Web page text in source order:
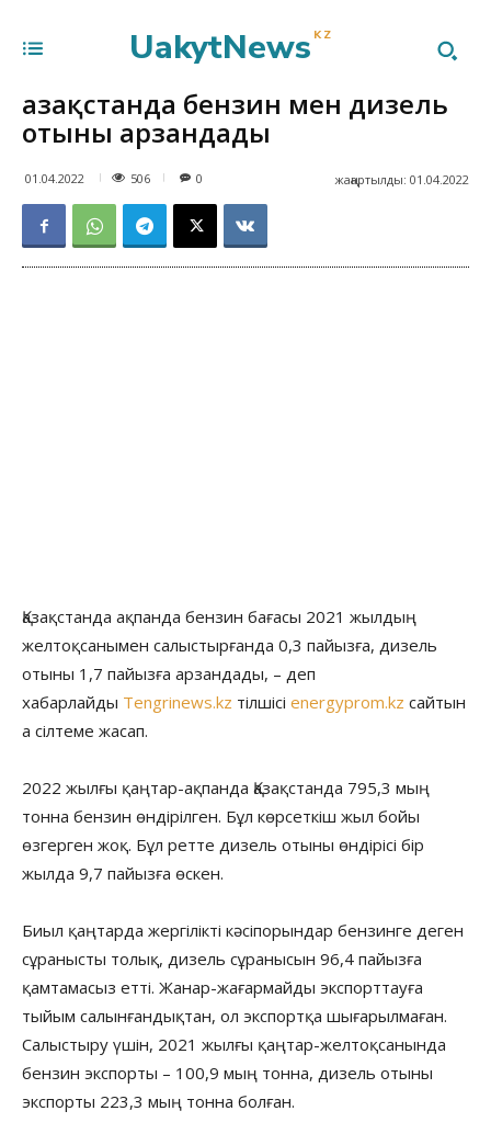
UakytNews KZ
Қазақстанда бензин мен дизель
отыны арзандады
01.04.2022 506 жаңартылды: 01.04.2022
0
Қазақстанда ақпанда бензин бағасы 2021 жылдың
желтоқсанымен салыстырғанда 0,3 пайызға, дизель
отыны 1,7 пайызға арзандады, – деп
хабарлайды Tengrinews.kz тілшісі energyprom.kz сайтын
а сілтеме жасап.
2022 жылғы қаңтар-ақпанда Қазақстанда 795,3 мың
тонна бензин өндірілген. Бұл көрсеткіш жыл бойы
өзгерген жоқ. Бұл ретте дизель отыны өндірісі бір
жылда 9,7 пайызға өскен.
Биыл қаңтарда жергілікті кәсіпорындар бензинге деген
сұранысты толық, дизель сұранысын 96,4 пайызға
қамтамасыз етті. Жанар-жағармайды экспорттауға
тыйым салынғандықтан, ол экспортқа шығарылмаған.
Салыстыру үшін, 2021 жылғы қаңтар-желтоқсанында
бензин экспорты – 100,9 мың тонна, дизель отыны
экспорты 223,3 мың тонна болған.